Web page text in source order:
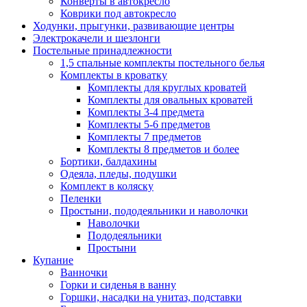
Коврики под автокресло
Ходунки, прыгунки, развивающие центры
Электрокачели и шезлонги
Постельные принадлежности
1,5 спальные комплекты постельного белья
Комплекты в кроватку
Комплекты для круглых кроватей
Комплекты для овальных кроватей
Комплекты 3-4 предмета
Комплекты 5-6 предметов
Комплекты 7 предметов
Комплекты 8 предметов и более
Бортики, балдахины
Одеяла, пледы, подушки
Комплект в коляску
Пеленки
Простыни, пододеяльники и наволочки
Наволочки
Пододеяльники
Простыни
Купание
Ванночки
Горки и сиденья в ванну
Горшки, насадки на унитаз, подставки